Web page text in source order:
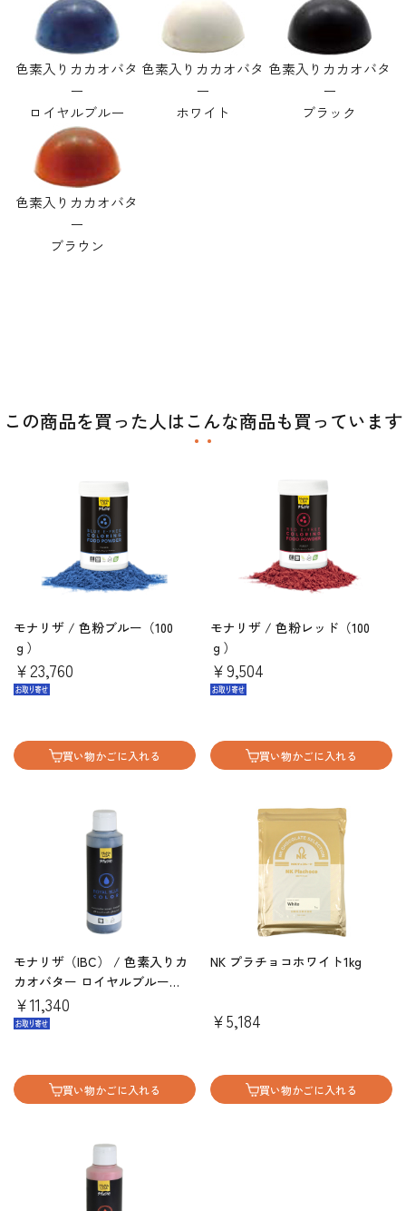
色素入りカカオバタ
ー
ロイヤルブルー
色素入りカカオバタ
ー
ホワイト
色素入りカカオバタ
ー
ブラック
色素入りカカオバタ
ー
ブラウン
この商品を買った人はこんな商品も買っています
モナリザ / 色粉ブルー（100
ｇ）
￥23,760
買い物かごに入れる
モナリザ / 色粉レッド（100
ｇ）
￥9,504
買い物かごに入れる
モナリザ（IBC） / 色素入りカ
カオバター ロイヤルブルー
245g
￥11,340
買い物かごに入れる
NK プラチョコホワイト1kg
￥5,184
買い物かごに入れる